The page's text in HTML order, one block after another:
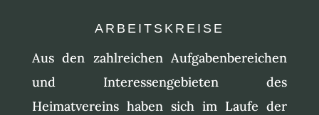
ARBEITSKREISE
Aus den zahlreichen Aufgabenbereichen
und Interessengebieten des
Heimatvereins haben sich im Laufe der